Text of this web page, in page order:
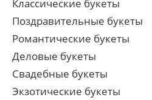
Классические букеты
Поздравительные букеты
Романтические букеты
Деловые букеты
Свадебные букеты
Экзотические букеты